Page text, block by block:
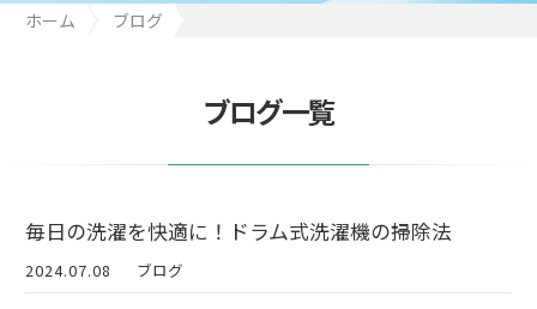
ホーム
ブログ
ブログ一覧
毎日の洗濯を快適に！ドラム式洗濯機の掃除法
2024.07.08 ブログ